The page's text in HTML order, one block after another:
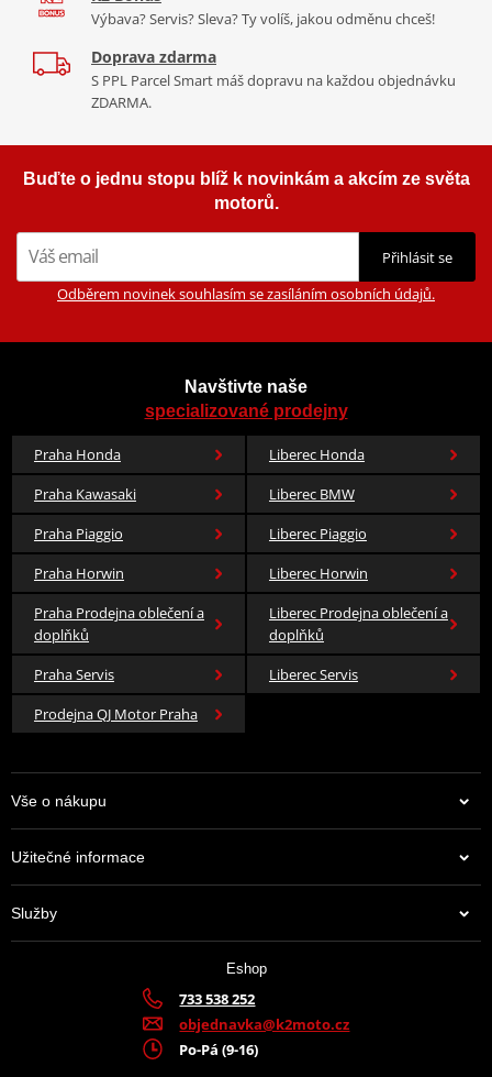
Výbava? Servis? Sleva? Ty volíš, jakou odměnu chceš!
Doprava zdarma
S PPL Parcel Smart máš dopravu na každou objednávku
ZDARMA.
Buďte o jednu stopu blíž k novinkám a akcím ze světa
motorů.
Přihlásit se
Odběrem novinek souhlasím se zasíláním osobních údajů.
Navštivte naše
specializované prodejny
Praha Honda
Liberec Honda
Praha Kawasaki
Liberec BMW
Praha Piaggio
Liberec Piaggio
Praha Horwin
Liberec Horwin
Praha Prodejna oblečení a
doplňků
Liberec Prodejna oblečení a
doplňků
Praha Servis
Liberec Servis
Prodejna QJ Motor Praha
Vše o nákupu
Užitečné informace
Služby
Eshop
733 538 252
objednavka@k2moto.cz
Po-Pá (9-16)